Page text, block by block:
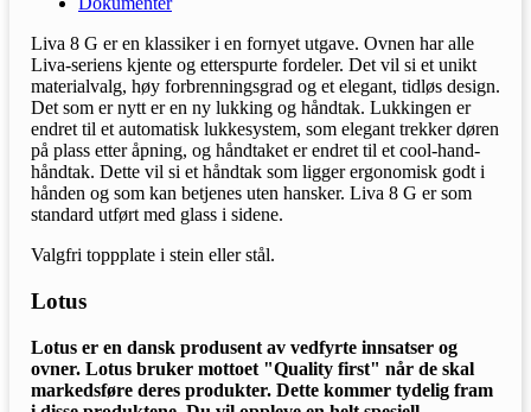
Liva 8 G er en klassiker i en fornyet utgave. Ovnen har alle
Liva-seriens kjente og etterspurte fordeler. Det vil si et unikt
materialvalg, høy forbrenningsgrad og et elegant, tidløs design.
Det som er nytt er en ny lukking og håndtak. Lukkingen er
endret til et automatisk lukkesystem, som elegant trekker døren
på plass etter åpning, og håndtaket er endret til et cool-hand-
håndtak. Dette vil si et håndtak som ligger ergonomisk godt i
hånden og som kan betjenes uten hansker. Liva 8 G er som
standard utført med glass i sidene.
Valgfri toppplate i stein eller stål.
Lotus
Lotus er en dansk produsent av vedfyrte innsatser og
ovner. Lotus bruker mottoet "Quality first" når de skal
markedsføre deres produkter. Dette kommer tydelig fram